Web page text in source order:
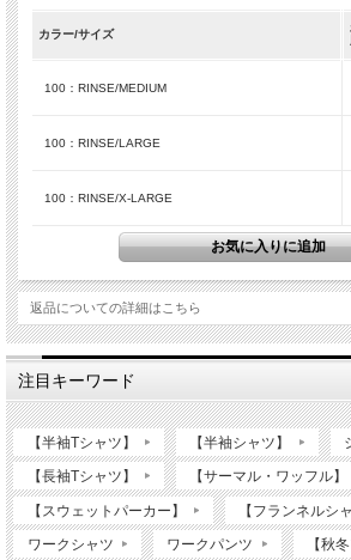
カラー/サイズ
100：RINSE/MEDIUM
100：RINSE/LARGE
100：RINSE/X-LARGE
返品についての詳細はこちら
注目キーワード
【半袖Tシャツ】 【半袖シャツ】
【長袖Tシャツ】 【サーマル・ワッフル】
【スウェットパーカー】 【フランネルシ
ワークシャツ ワークパンツ 【秋